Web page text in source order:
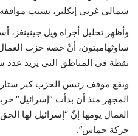
شمالي غربي إنكلتر، بسبب
وأظهر تحليل أجراه ويل جينينغز،
نقطة في المناطق التي يزيد عدد سكانها على
ويقع موقف رئيس الحزب كير
المجهر منذ أن بدأت “إسرائيل”
العمال يومها إنّ “إسرائيل لها
حركة حماس”.